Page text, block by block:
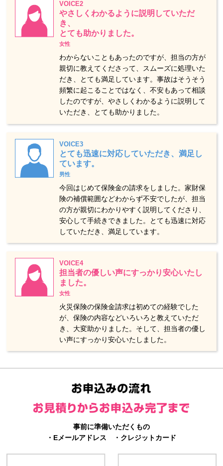
VOICE2
やさしくわかるように説明していただ
き、
とても助かりました。
女性
わからないこともあったのですが、担当の方が
親切に教えてくださって、スムーズに処理いた
だき、とても満足しています。事故はそうそう
頻繁に起こることではなく、不安もあって相談
したのですが、やさしくわかるように説明して
いただき、とても助かりました。
VOICE3
とても迅速に対応していただき、満足し
ています。
男性
今回はじめて保険金の請求をしました。家財保
険の補償範囲などわからず不安でしたが、担当
の方が親切にわかりやすく説明してくださり、
安心して手続きできました。とても迅速に対応
していただき、満足しています。
VOICE4
担当者の優しい声にすっかり安心いたし
ました。
女性
火災保険の保険金請求は初めての経験でした
が、保険の内容などいろいろと教えていただ
き、大変助かりました。そして、担当者の優し
い声にすっかり安心いたしました。
事前に準備いただくもの
・Eメールアドレス ・クレジットカード